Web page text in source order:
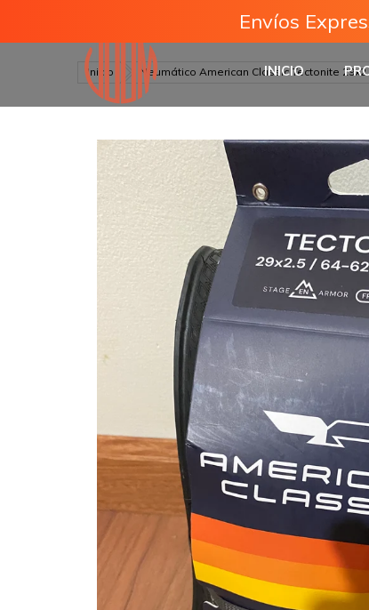
Envíos
INICIO
Inicio Neumático American Classic Tectonite